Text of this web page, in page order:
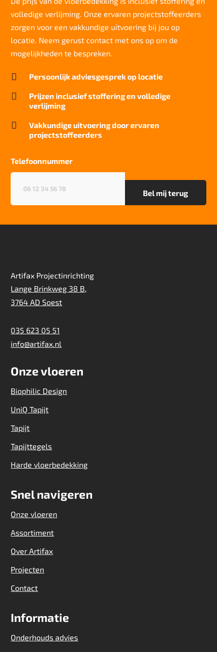
Slijtvastheid NF EN 1307
klasse 33 LC 2+ Rolstoel A en Trap A
Thermische weerstand
0,17 m²C° / W
27 dB
Brandwerend
Cfl-S1
Kwaliteitslabel GUT
FAEF5DDO
sterk
Project gebruik
sterk
volledige verlijming. Onze ervaren projectstoffeerders
zorgen voor een vakkundige uitvoering bij jou op
locatie. Neem gerust contact met ons op om de
mogelijkheden te bespreken.
 Persoonlijk adviesgesprek op locatie

Prijzen inclusief stoffering en volledige
verlijming

Vakkundige uitvoering door ervaren
projectstoffeerders
Telefoonnummer
Artifax Projectinrichting
Lange Brinkweg 38 B,
3764 AD Soest
035 623 05 51
info@artifax.nl
Onze vloeren
Biophilic Design
UniQ Tapijt
Tapijt
Tapijttegels
Harde vloerbedekking
Snel navigeren
Onze vloeren
Assortiment
Over Artifax
Projecten
Contact
Informatie
Onderhouds advies